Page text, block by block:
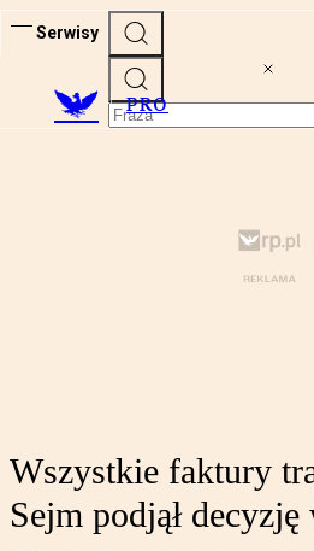
Serwisy
PRO
Wszystkie faktury
Sejm podjął